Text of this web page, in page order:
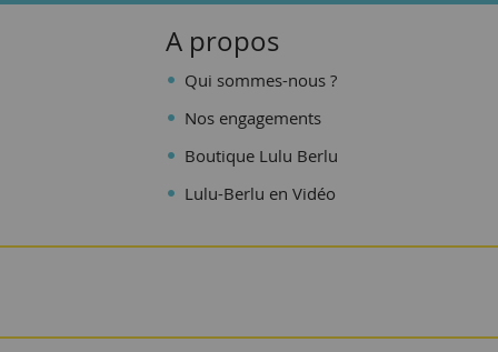
A propos
Qui sommes-nous ?
Nos engagements
Boutique Lulu Berlu
Lulu-Berlu en Vidéo